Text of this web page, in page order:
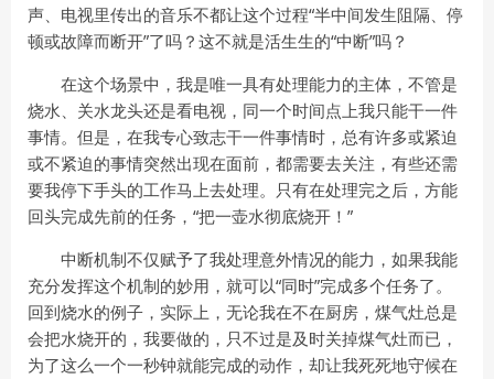
声、电视里传出的音乐不都让这个过程“半中间发生阻隔、停
顿或故障而断开”了吗？这不就是活生生的“中断”吗？
在这个场景中，我是唯一具有处理能力的主体，不管是
烧水、关水龙头还是看电视，同一个时间点上我只能干一件
事情。但是，在我专心致志干一件事情时，总有许多或紧迫
或不紧迫的事情突然出现在面前，都需要去关注，有些还需
要我停下手头的工作马上去处理。只有在处理完之后，方能
回头完成先前的任务，“把一壶水彻底烧开！”
中断机制不仅赋予了我处理意外情况的能力，如果我能
充分发挥这个机制的妙用，就可以“同时”完成多个任务了。
回到烧水的例子，实际上，无论我在不在厨房，煤气灶总是
会把水烧开的，我要做的，只不过是及时关掉煤气灶而已，
为了这么一个一秒钟就能完成的动作，却让我死死地守候在